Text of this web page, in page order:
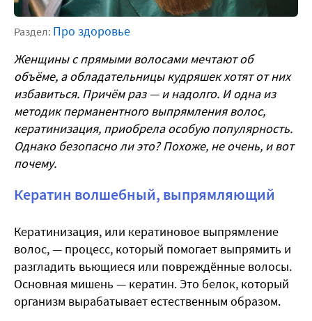
Раздел: Про здоровье
Женщины с прямыми волосами мечтают об
объёме, а обладательницы кудряшек хотят от них
избавиться. Причём раз — и надолго. И одна из
методик перманентного выпрямления волос,
кератинизация, приобрела особую популярность.
Однако безопасно ли это? Похоже, не очень, и вот
почему.
Кератин волшебный, выпрямляющий
Кератинизация, или кератиновое выпрямление
волос, — процесс, который помогает выпрямить и
разгладить вьющиеся или повреждённые волосы.
Основная мишень — кератин. Это белок, который
организм вырабатывает естественным образом.